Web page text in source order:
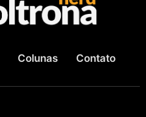
Colunas Contato